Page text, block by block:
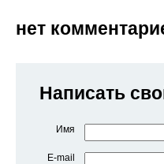
нет
Написать
Имя
E-mail